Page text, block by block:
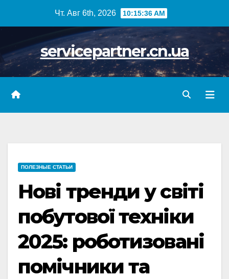
Чт. Авг 6th, 2026 10:15:37 AM
servicepartner.cn.ua
ПОЛЕЗНЫЕ СТАТЬИ
Нові тренди у світі
побутової техніки
2025: роботизовані
помічники та